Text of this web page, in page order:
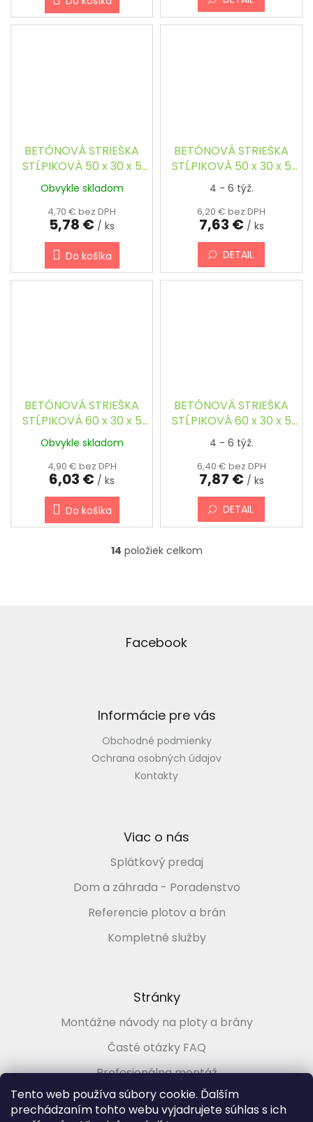
Tento web používa súbory cookie. Ďalším
prechádzaním tohto webu vyjadrujete súhlas s ich
BETÓNOVÁ STRIEŠKA
STĹPIKOVÁ 50 x 30 x 5
cm - OBDĹŽNIKOVÁ,
ŠIKMÁ
Obvykle skladom
4,70 € bez DPH
5,78 € / ks
Do košíka
BETÓNOVÁ STRIEŠKA
STĹPIKOVÁ 50 x 30 x 5
cm - OBDĹŽNIKOVÁ,
ŠIKMÁ, FAREBNÁ
4 - 6 týž.
6,20 € bez DPH
7,63 € / ks
DETAIL
BETÓNOVÁ STRIEŠKA
STĹPIKOVÁ 60 x 30 x 5
cm - OBDĹŽNIKOVÁ,
ŠIKMÁ
Obvykle skladom
4,90 € bez DPH
6,03 € / ks
Do košíka
BETÓNOVÁ STRIEŠKA
STĹPIKOVÁ 60 x 30 x 5
cm - OBDĹŽNIKOVÁ,
ŠIKMÁ, FAREBNÁ
4 - 6 týž.
6,40 € bez DPH
7,87 € / ks
DETAIL
O
c
i
k
v
ý
p
i
14 položiek celkom
Facebook
Informácie pre vás
Obchodné podmienky
Ochrana osobných údajov
Kontakty
Viac o nás
Splátkový predaj
Dom a záhrada - Poradenstvo
Referencie plotov a brán
Kompletné služby
Stránky
Montážne návody na ploty a brány
Časté otázky FAQ
Profesionálna montáž
Poradenstvo zadarmo